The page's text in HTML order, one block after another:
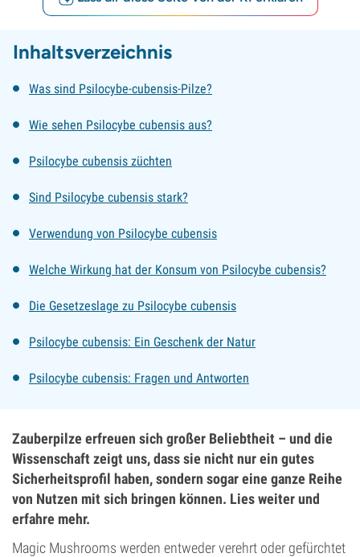
Inhaltsverzeichnis
Was sind Psilocybe-cubensis-Pilze?
Wie sehen Psilocybe cubensis aus?
Psilocybe cubensis züchten
Sind Psilocybe cubensis stark?
Verwendung von Psilocybe cubensis
Welche Wirkung hat der Konsum von Psilocybe cubensis?
Die Gesetzeslage zu Psilocybe cubensis
Psilocybe cubensis: Ein Geschenk der Natur
Psilocybe cubensis: Fragen und Antworten
Zauberpilze erfreuen sich großer Beliebtheit – und die
Wissenschaft zeigt uns, dass sie nicht nur ein gutes
Sicherheitsprofil haben, sondern sogar eine ganze Reihe
von Nutzen mit sich bringen können. Lies weiter und
erfahre mehr.
Magic Mushrooms werden entweder verehrt oder gefürchtet